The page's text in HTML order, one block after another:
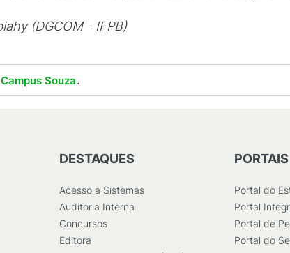
(DGCOM - IFPB)
Souza.
DESTAQUES
Acesso a Sistemas
Auditoria Interna
Concursos
Editora
PORTAIS
Portal do
Portal
Portal de
Portal do